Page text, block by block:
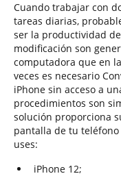
Cuando trabajar con
tareas diarias,
ser la productividad
modificación son
computadora que en
veces es necesario
iPhone sin acceso a
procedimientos son
solución proporciona
pantalla de tu
uses:
iPhone 12;